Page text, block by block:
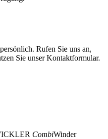
Rufen Sie uns an,
Sie unser Kontaktformular.
CombiWinder